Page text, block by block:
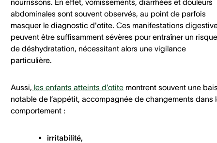
nourrissons. En effet, vomissements, diarrhées et douleurs
abdominales sont souvent observés, au point de parfois
masquer le diagnostic d'otite. Ces manifestations
peuvent être suffisamment sévères pour entraîner un risque
de déshydratation, nécessitant alors une vigilance
particulière.
Aussi, les enfants atteints d’otite montrent souvent une
notable de l’appétit, accompagnée de changements dans
comportement :
irritabilité,